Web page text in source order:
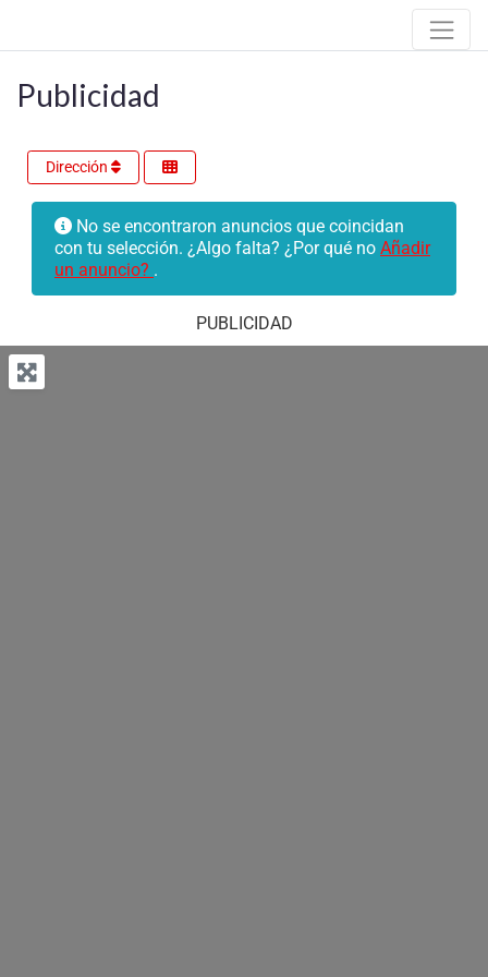
Publicidad
Dirección
No se encontraron anuncios que coincidan
con tu selección. ¿Algo falta? ¿Por qué no Añadir
un anuncio? .
PUBLICIDAD